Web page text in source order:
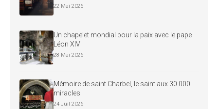
22 Mai 2026
Un chapelet mondial pour la paix avec le pape
Léon XIV
28 Mai 2026
Mémoire de saint Charbel, le saint aux 30 000
miracles
24 Juil 2026